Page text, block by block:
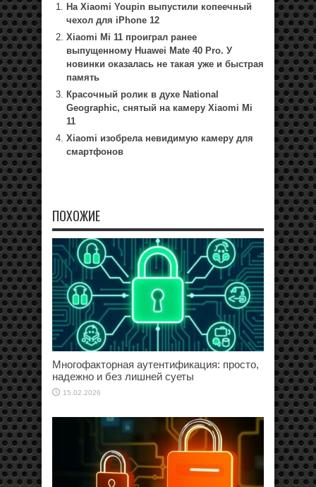
На Xiaomi Youpin выпустили копеечный
чехол для iPhone 12
Xiaomi Mi 11 проиграл ранее
выпущенному Huawei Mate 40 Pro. У
новинки оказалась не такая уже и быстрая
память
Красочный ролик в духе National
Geographic, снятый на камеру Xiaomi Mi
11
Xiaomi изобрела невидимую камеру для
смартфонов
ПОХОЖИЕ
Многофакторная аутентификация: просто,
надежно и без лишней суеты
15.02.2026